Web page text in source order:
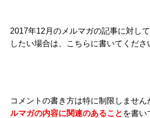
2017年12月のメルマガの記事に対し
したい場合は、こちらに書いてくださ
コメントの書き方は特に制限しません
ルマガの内容に関連のあること を書い